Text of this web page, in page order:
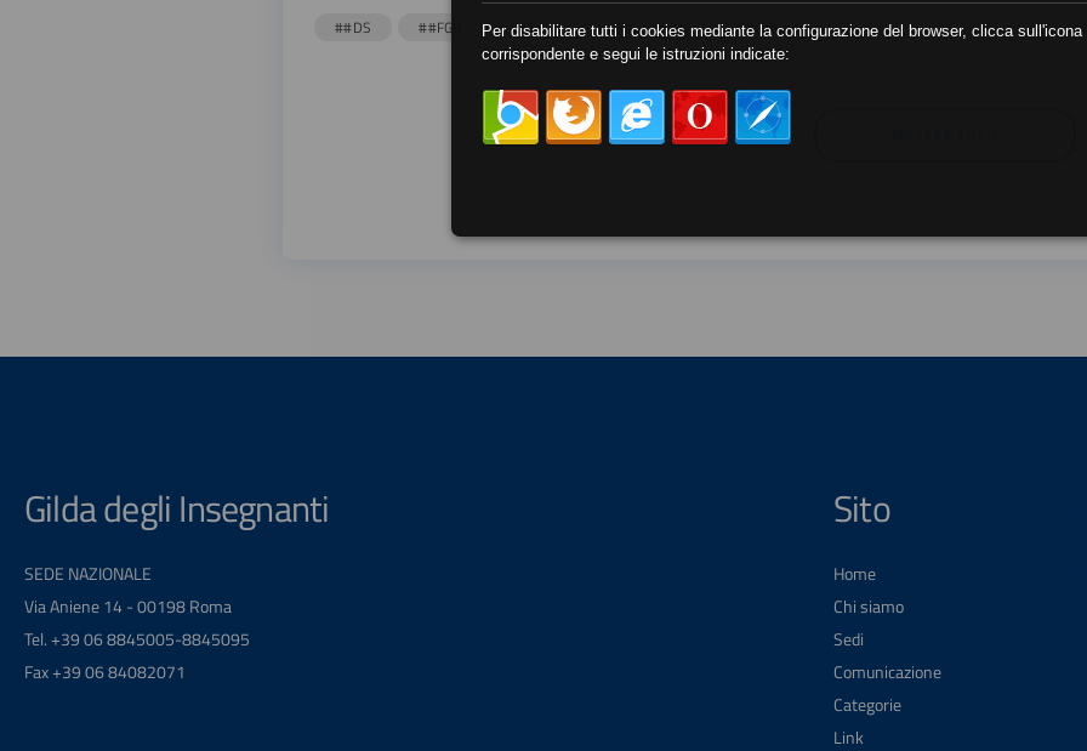
##DS ##FGU ##Gilda ##audoizioni ##autonomia
Gilda degli Insegnanti
SEDE NAZIONALE
Via Aniene 14 - 00198 Roma
Tel. +39 06 8845005-8845095
Fax +39 06 84082071
Sito
Home
Chi siamo
Sedi
Comunicazione
Categorie
Link
Per disabilitare tutti i cookies mediante la configurazione del browser, clicca sull'icona
corrispondente e segui le istruzioni indicate: